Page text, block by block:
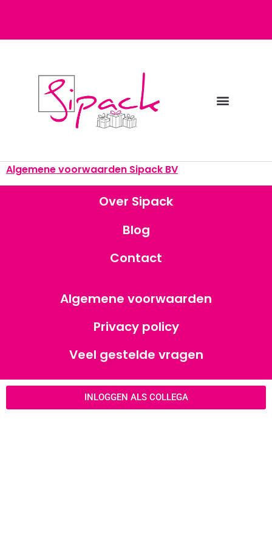
Algemene voorwaarden Sipack BV
Over Sipack
Blog
Contact
Algemene voorwaarden
Privacy policy
Veel gestelde vragen
INLOGGEN ALS COLLEGA